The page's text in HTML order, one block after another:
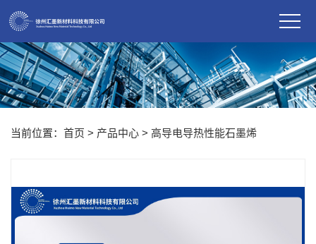
当前位置： 首页 > 产品中心 > 高导电导热性能石墨烯